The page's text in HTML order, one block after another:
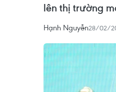
lên thị trường
Hạnh Nguyễn28/02/